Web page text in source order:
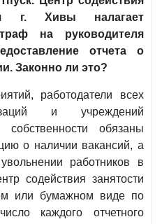
г. Хивы налагает
на руководителя
отчета о
Законно ли это?
работодатели всех
и учреждений
обязаны
о наличии вакансий, а
работников в
содействия занятости
или бумажном виде по
каждого отчетного